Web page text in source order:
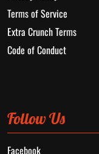
Terms of Service
Extra Crunch Terms
Code of Conduct
Follow Us
Facebook